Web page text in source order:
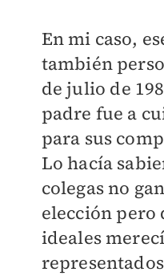
En mi caso,
también
de julio de
padre fue a
para sus
Lo hacía
colegas no
elección pero
ideales